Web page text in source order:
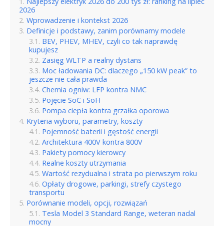
2026
Wprowadzenie i kontekst 2026
Definicje i podstawy, zanim porównamy modele
BEV, PHEV, MHEV, czyli co tak naprawdę
kupujesz
Zasięg WLTP a realny dystans
Moc ładowania DC: dlaczego „150 kW peak” to
jeszcze nie cała prawda
Chemia ogniw: LFP kontra NMC
Pojęcie SoC i SoH
Pompa ciepła kontra grzałka oporowa
Kryteria wyboru, parametry, koszty
Pojemność baterii i gęstość energii
Architektura 400V kontra 800V
Pakiety pomocy kierowcy
Realne koszty utrzymania
Wartość rezydualna i strata po pierwszym roku
Opłaty drogowe, parkingi, strefy czystego
transportu
Porównanie modeli, opcji, rozwiązań
Tesla Model 3 Standard Range, weteran nadal
mocny